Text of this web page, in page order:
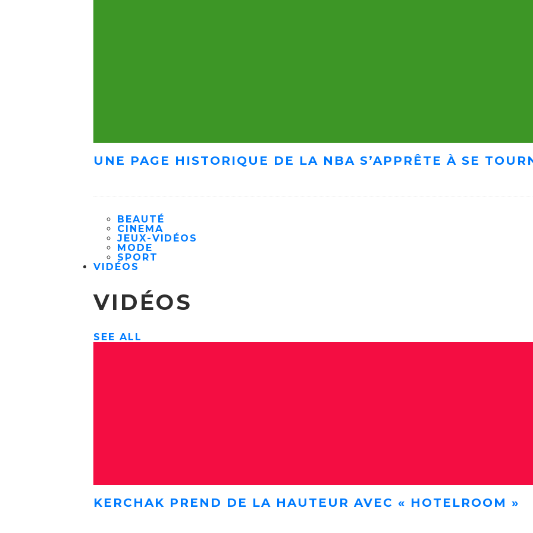
UNE PAGE HISTORIQUE DE LA NBA S’APPRÊTE À SE
BEAUTÉ
CINEMA
JEUX-VIDÉOS
MODE
SPORT
VIDÉOS
VIDÉOS
SEE ALL
KERCHAK PREND DE LA HAUTEUR AVEC « HOTELROOM »